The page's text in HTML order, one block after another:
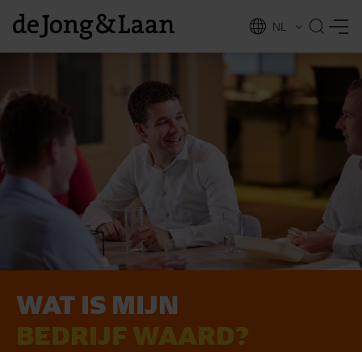
EN
NL
WAT IS MIJN
BEDRIJF WAARD?